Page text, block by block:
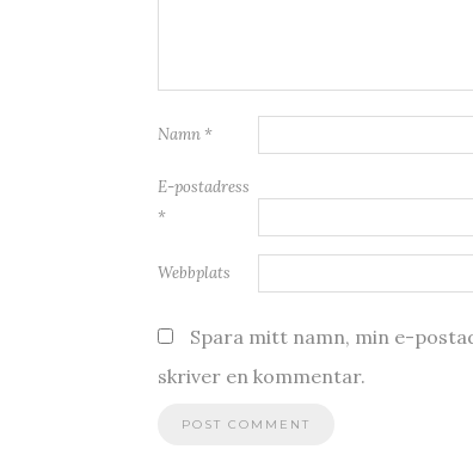
Namn *
E-postadress
*
Webbplats
Spara mitt namn, min e-
skriver en kommentar.